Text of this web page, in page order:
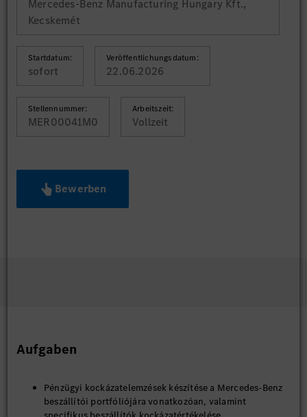
Mercedes-Benz Manufacturing Hungary Kft.,
Kecskemét
Startdatum:
sofort
Veröffentlichungsdatum:
22.06.2026
Stellennummer:
MER00041M0
Arbeitszeit:
Vollzeit
Bewerben
Aufgaben
Pénzügyi kockázatelemzések készítése a Mercedes-Benz
beszállítói portfóliójára vonatkozóan, valamint